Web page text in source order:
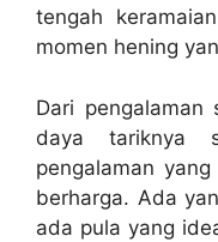
tengah
momen hening
Dari pengalaman
daya tariknya
pengalaman
berharga. Ada
ada pula yang